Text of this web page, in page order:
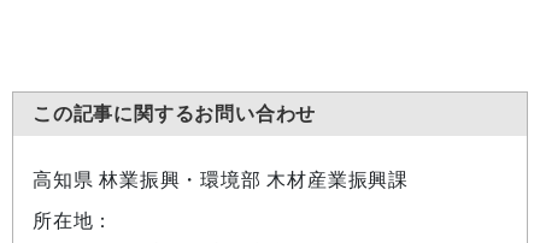
この記事に関するお問い合わせ
高知県 林業振興・環境部 木材産業振興課
所在地：